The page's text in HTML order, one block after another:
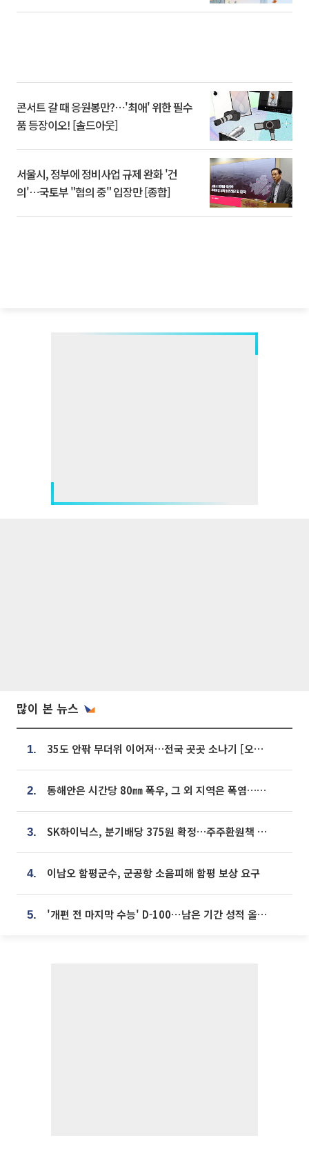
콘서트 갈 때 응원봉만?⋯'최애' 위한 필수
품 등장이오! [솔드아웃]
서울시, 정부에 정비사업 규제 완화 '건
의'⋯국토부 "협의 중" 입장만 [종합]
많이 본 뉴스
1. 35도 안팎 무더위 이어져…전국 곳곳 소나기 [오늘 날씨]
2. 동해안은 시간당 80㎜ 폭우, 그 외 지역은 폭염…‘극과 극 날씨’
3. SK하이닉스, 분기배당 375원 확정…주주환원책 9월로 앞당겨 발표
4. 이남오 함평군수, 군공항 소음피해 함평 보상 요구
5. '개편 전 마지막 수능' D-100⋯남은 기간 성적 올릴 전략은